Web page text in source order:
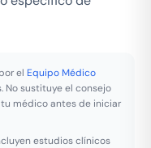
el Equipo Médico
No sustituye el consejo
médico antes de iniciar
estudios clínicos